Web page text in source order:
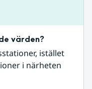
värden?
istället
i närheten